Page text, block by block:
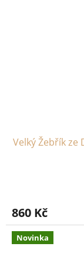
Velký Žebřík ze
860 Kč
Novinka